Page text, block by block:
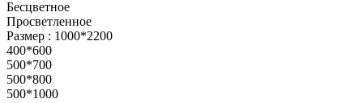
Бесцветное
Просветленное
Размер : 1000*2200
400*600
500*700
500*800
500*1000